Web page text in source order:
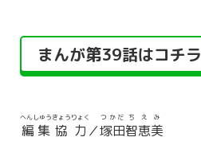
まんが第39話はコチラ
編集
へんしゅう
協力
きょうりょく
／塚田
つかだ
智恵美
ちえみ